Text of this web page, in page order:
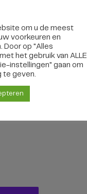
om u de meest
voorkeuren en
Door op "Alles
het gebruik van ALLE
instellingen" gaan om
geven.